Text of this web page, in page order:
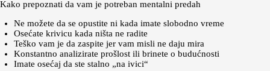
Kako prepoznati da vam je potreban mentalni predah
Ne možete da se opustite ni kada imate slobodno vreme
Osećate krivicu kada ništa ne radite
Teško vam je da zaspite jer vam misli ne daju mira
Konstantno analizirate prošlost ili brinete o budućnosti
Imate osećaj da ste stalno „na ivici“